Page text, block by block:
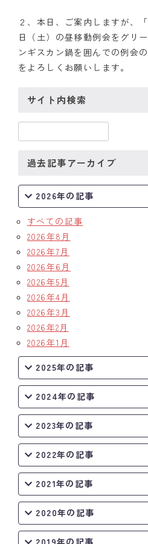
記念誌
案内
情報公開
入会のご案内
２、本日、ご案内しますが、
日（土）の昼移動例会をグリ
ンギスカン鍋を囲んでの例会
をよろしくお願いします。
サイト内検索
過去記事アーカイブ
2026年の記事
すべての記事
2026年8月
2026年7月
2026年6月
2026年5月
2026年4月
2026年3月
2026年2月
2026年1月
2025年の記事
2024年の記事
2023年の記事
2022年の記事
2021年の記事
2020年の記事
2019年の記事